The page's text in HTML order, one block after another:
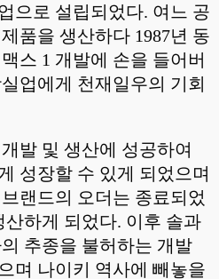
으로 설립되었다. 여느 공
품을 생산하다 1987년 동
스 1 개발에 손을 들어버
업에게 천재일우의 기회
발 및 생산에 성공하여
성장할 수 있게 되었으며
랜드의 오더는 종료되었
산하게 되었다. 이후 솔과
추종을 불허하는 개발
며 나이키 역사에 빼놓을